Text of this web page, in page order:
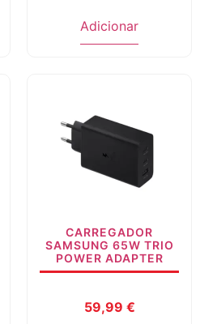
Adicionar
CARREGADOR
SAMSUNG 65W TRIO
POWER ADAPTER
59,99 €